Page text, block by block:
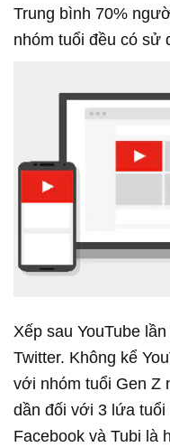
Trung bình 70%
nhóm tuổi đều có sử
Xếp sau YouTube
Twitter. Không kể
với nhóm tuổi Gen Z
dần đối với 3 lứa tuổi
Facebook và Tubi là